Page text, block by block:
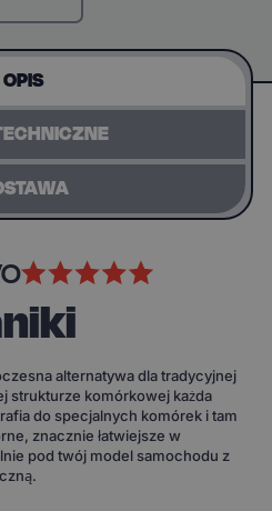
OPIS
alternatywa dla tradycyjnej
strukturze komórkowej każda
do specjalnych komórek i tam
znacznie łatwiejsze w
pod twój model samochodu z